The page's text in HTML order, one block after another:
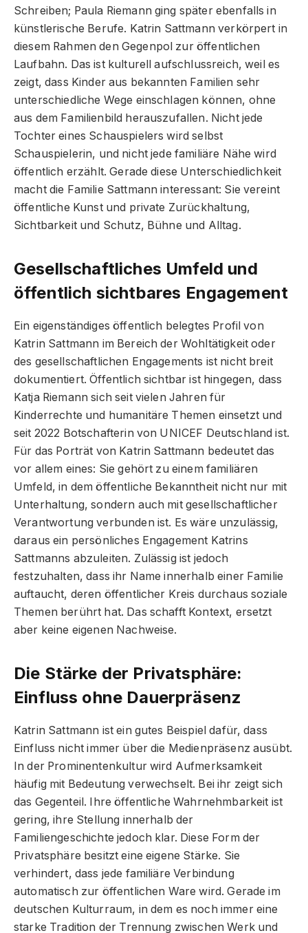
Schreiben; Paula Riemann ging später ebenfalls in
künstlerische Berufe. Katrin Sattmann verkörpert in
diesem Rahmen den Gegenpol zur öffentlichen
Laufbahn. Das ist kulturell aufschlussreich, weil es
zeigt, dass Kinder aus bekannten Familien sehr
unterschiedliche Wege einschlagen können, ohne
aus dem Familienbild herauszufallen. Nicht jede
Tochter eines Schauspielers wird selbst
Schauspielerin, und nicht jede familiäre Nähe wird
öffentlich erzählt. Gerade diese Unterschiedlichkeit
macht die Familie Sattmann interessant: Sie vereint
öffentliche Kunst und private Zurückhaltung,
Sichtbarkeit und Schutz, Bühne und Alltag.
Gesellschaftliches Umfeld und
öffentlich sichtbares Engagement
Ein eigenständiges öffentlich belegtes Profil von
Katrin Sattmann im Bereich der Wohltätigkeit oder
des gesellschaftlichen Engagements ist nicht breit
dokumentiert. Öffentlich sichtbar ist hingegen, dass
Katja Riemann sich seit vielen Jahren für
Kinderrechte und humanitäre Themen einsetzt und
seit 2022 Botschafterin von UNICEF Deutschland ist.
Für das Porträt von Katrin Sattmann bedeutet das
vor allem eines: Sie gehört zu einem familiären
Umfeld, in dem öffentliche Bekanntheit nicht nur mit
Unterhaltung, sondern auch mit gesellschaftlicher
Verantwortung verbunden ist. Es wäre unzulässig,
daraus ein persönliches Engagement Katrins
Sattmanns abzuleiten. Zulässig ist jedoch
festzuhalten, dass ihr Name innerhalb einer Familie
auftaucht, deren öffentlicher Kreis durchaus soziale
Themen berührt hat. Das schafft Kontext, ersetzt
aber keine eigenen Nachweise.
Die Stärke der Privatsphäre:
Einfluss ohne Dauerpräsenz
Katrin Sattmann ist ein gutes Beispiel dafür, dass
Einfluss nicht immer über die Medienpräsenz ausübt.
In der Prominentenkultur wird Aufmerksamkeit
häufig mit Bedeutung verwechselt. Bei ihr zeigt sich
das Gegenteil. Ihre öffentliche Wahrnehmbarkeit ist
gering, ihre Stellung innerhalb der
Familiengeschichte jedoch klar. Diese Form der
Privatsphäre besitzt eine eigene Stärke. Sie
verhindert, dass jede familiäre Verbindung
automatisch zur öffentlichen Ware wird. Gerade im
deutschen Kulturraum, in dem es noch immer eine
starke Tradition der Trennung zwischen Werk und